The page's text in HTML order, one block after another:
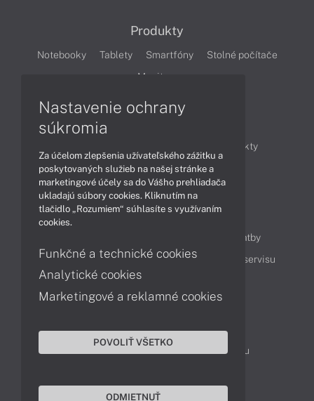
Produkty
Notebooky Tablety Smartfóny
Stolné počítače
Monitory
Produkty
Technológie
Videá
Obsah
Možnosti doručenia a platby
Podpora a servis
Servisné služby Cenník servisu
Kontakty
043 4224 771
Obchodné oddelenie
Reklamácia tovaru
Nastavenie ochrany
súkromia
Za účelom zlepšenia užívateľského zážitku a
poskytovaných služieb na našej stránke a
marketingové účely sa do Vášho prehliadača
ukladajú súbory cookies. Kliknutím na
tlačidlo „Rozumiem“ súhlasíte s využívaním
cookies.
Funkčné a technické cookies
Analytické cookies
Marketingové a reklamné cookies
POVOLIŤ VŠETKO
ODMIETNUŤ